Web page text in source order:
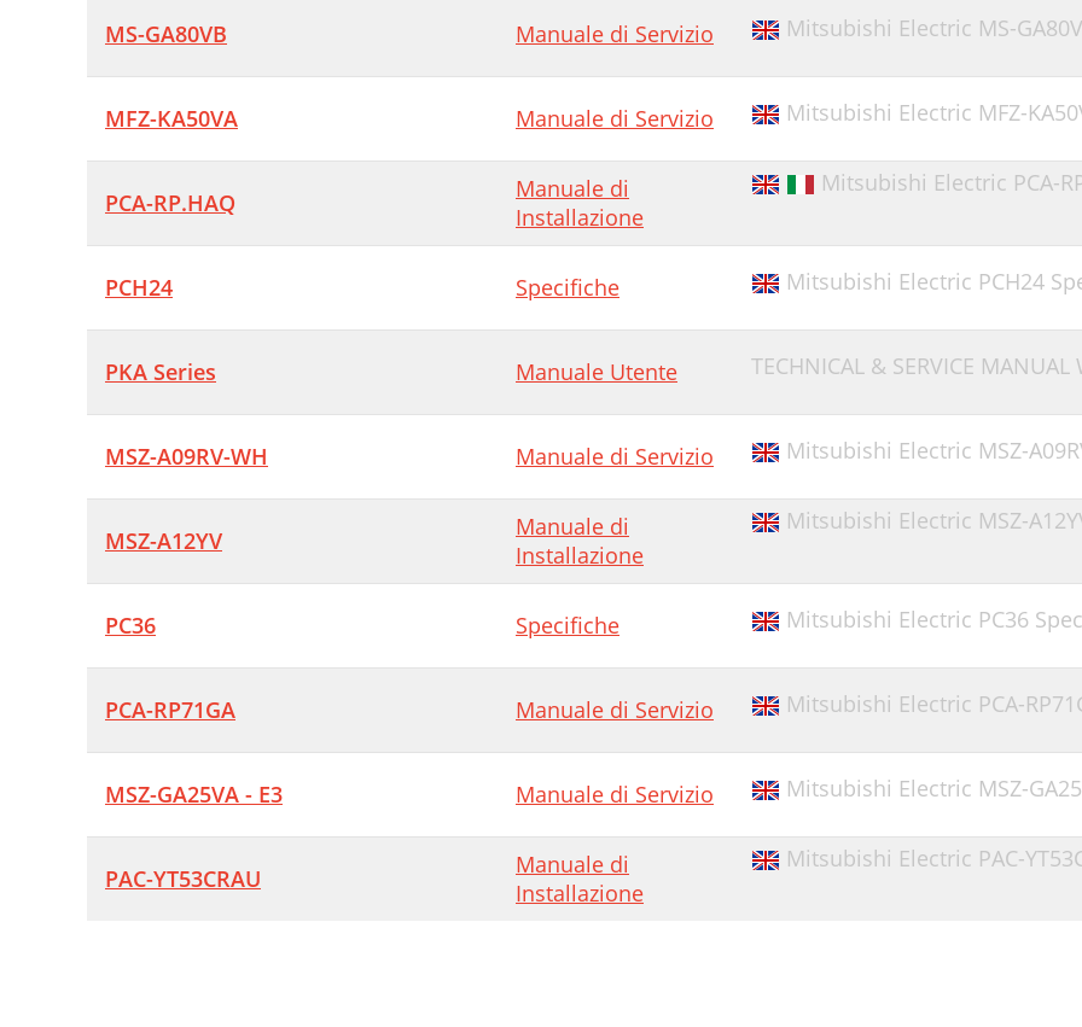
MS-GA80VB Manuale di Servizio Mitsubishi Electric MS-
MFZ-KA50VA Manuale di Servizio Mitsubishi Electric MFZ-
PCA-RP.HAQ
Manuale di
Installazione
Mitsubishi Electric PCA-
PCH24 Specifiche Mitsubishi Electric PCH24
PKA Series Manuale Utente TECHNICAL & SERVICE MANUAL
MSZ-A09RV-WH Manuale di Servizio Mitsubishi Electric MSZ-
MSZ-A12YV
Manuale di
Installazione
Mitsubishi Electric MSZ-
PC36 Specifiche Mitsubishi Electric PC36
PCA-RP71GA Manuale di Servizio Mitsubishi Electric PCA-
MSZ-GA25VA - E3 Manuale di Servizio Mitsubishi Electric MSZ-
PAC-YT53CRAU
Manuale di
Installazione
Mitsubishi Electric PAC-